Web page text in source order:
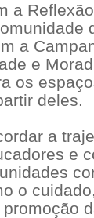
a
a
e
os
deles.
a
e
o